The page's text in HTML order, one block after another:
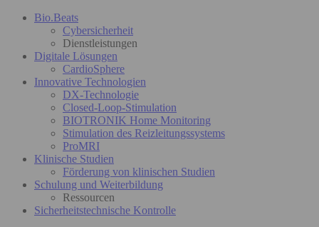
Bio.Beats
Cybersicherheit
Dienstleistungen
Digitale Lösungen
CardioSphere
Innovative Technologien
DX-Technologie
Closed-Loop-Stimulation
BIOTRONIK Home Monitoring
Stimulation des Reizleitungssystems
ProMRI
Klinische Studien
Förderung von klinischen Studien
Schulung und Weiterbildung
Ressourcen
Sicherheitstechnische Kontrolle